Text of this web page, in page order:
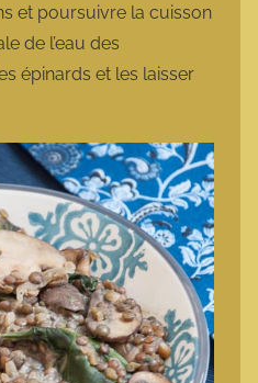
et poursuivre la cuisson
de l’eau des
épinards et les laisser